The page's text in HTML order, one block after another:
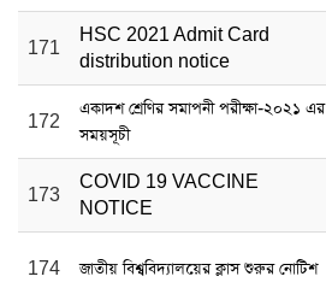
171
HSC 2021 Admit Card
distribution notice
172
একাদশ শ্রেণির সমাপনী পরীক্ষা-২০২১ এর
সময়সূচী
173
COVID 19 VACCINE
NOTICE
174 জাতীয় বিশ্ববিদ্যালয়ের ক্লাস শুরুর নোটিশ